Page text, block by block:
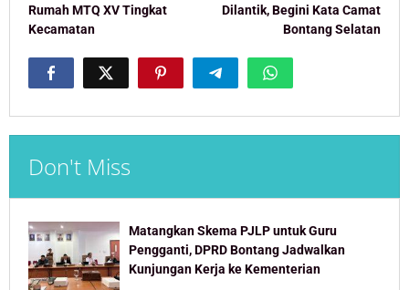
Rumah MTQ XV Tingkat
Kecamatan
Dilantik, Begini Kata Camat
Bontang Selatan
Don't Miss
Matangkan Skema PJLP untuk Guru
Pengganti, DPRD Bontang Jadwalkan
Kunjungan Kerja ke Kementerian